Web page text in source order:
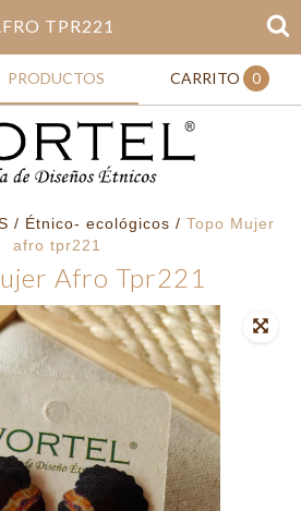
TPR221
PRODUCTOS CARRITO 0
/ Étnico- ecológicos / Topo Mujer
afro tpr221
Afro Tpr221